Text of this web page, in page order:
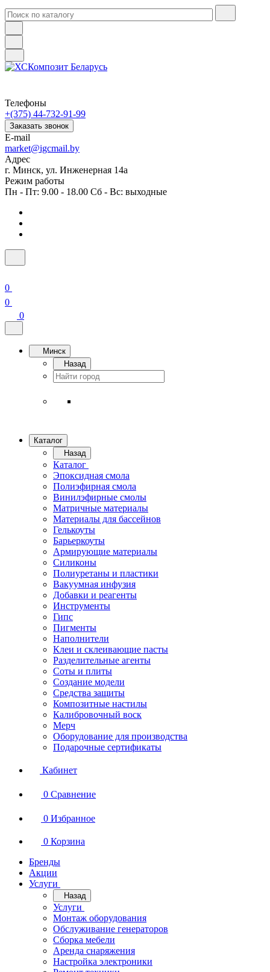
Телефоны
+(375) 44-732-91-99
Заказать звонок
E-mail
market@igcmail.by
Адрес
г. Минск, ул. Инженерная 14а
Режим работы
Пн - Пт: 9.00 - 18.00 Сб - Вс: выходные
0
0
0
Минск
Назад
Каталог
Назад
Каталог
Эпоксидная смола
Полиэфирная смола
Винилэфирные смолы
Матричные материалы
Материалы для бассейнов
Гелькоуты
Барьеркоуты
Армирующие материалы
Силиконы
Полиуретаны и пластики
Вакуумная инфузия
Добавки и реагенты
Инструменты
Гипс
Пигменты
Наполнители
Клеи и склеивающие пасты
Разделительные агенты
Соты и плиты
Создание модели
Средства защиты
Композитные настилы
Калибровочный воск
Мерч
Оборудование для производства
Подарочные сертификаты
Кабинет
0 Сравнение
0 Избранное
0 Корзина
Бренды
Акции
Услуги
Назад
Услуги
Монтаж оборудования
Обслуживание генераторов
Сборка мебели
Аренда снаряжения
Настройка электроники